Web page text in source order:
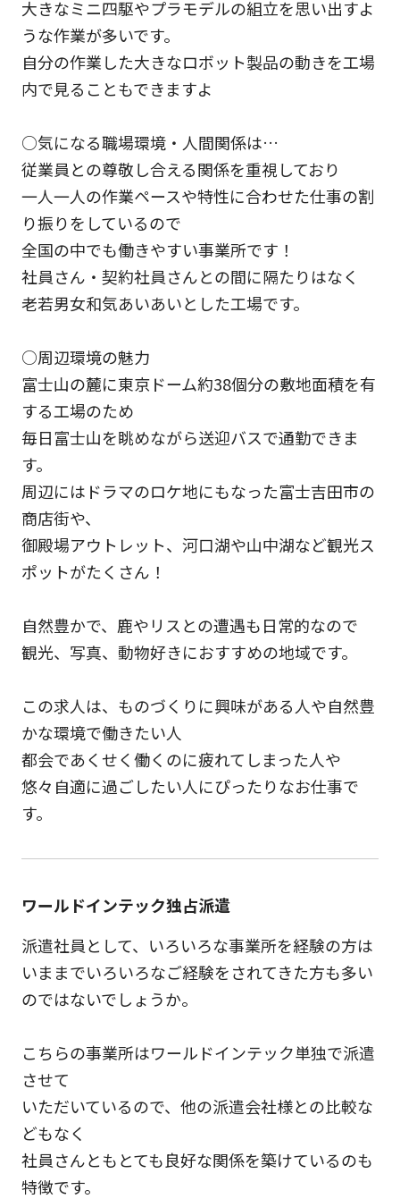
大きなミニ四駆やプラモデルの組立を思い出すよ
うな作業が多いです。
自分の作業した大きなロボット製品の動きを工場
内で見ることもできますよ
○気になる職場環境・人間関係は…
従業員との尊敬し合える関係を重視しており
一人一人の作業ペースや特性に合わせた仕事の割
り振りをしているので
全国の中でも働きやすい事業所です！
社員さん・契約社員さんとの間に隔たりはなく
老若男女和気あいあいとした工場です。
○周辺環境の魅力
富士山の麓に東京ドーム約38個分の敷地面積を有
する工場のため
毎日富士山を眺めながら送迎バスで通勤できま
す。
周辺にはドラマのロケ地にもなった富士吉田市の
商店街や、
御殿場アウトレット、河口湖や山中湖など観光ス
ポットがたくさん！
自然豊かで、鹿やリスとの遭遇も日常的なので
観光、写真、動物好きにおすすめの地域です。
この求人は、ものづくりに興味がある人や自然豊
かな環境で働きたい人
都会であくせく働くのに疲れてしまった人や
悠々自適に過ごしたい人にぴったりなお仕事で
す。
ワールドインテック独占派遣
派遣社員として、いろいろな事業所を経験の方は
いままでいろいろなご経験をされてきた方も多い
のではないでしょうか。
こちらの事業所はワールドインテック単独で派遣
させて
いただいているので、他の派遣会社様との比較な
どもなく
社員さんともとても良好な関係を築けているのも
特徴です。